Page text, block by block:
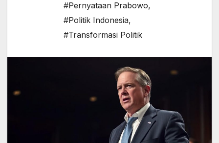
#Pernyataan Prabowo,
#Politik Indonesia,
#Transformasi Politik